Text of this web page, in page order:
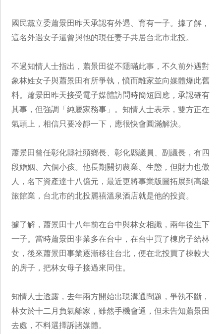
國民黨立委蕭景田昨天承認有外遇、育有一子。據了解，
這名外遇女子還曾與他的現任妻子共居台北市北投。
不過知情人士指出，蕭景田從不隱暪此事，不久前外遇對
象林姓女子與蕭景田有所爭執，憤而離家並向媒體爆此舊
料。蕭景田昨天接受電子媒體訪問時簡短回應，承認確有
其事，但強調「純屬家務事」。知情人士表示，雙方正在
氣頭上，相信只要冷靜一下，應很快會圓滿解決。
蕭景田曾任彰化縣社頭鄉長、彰化縣議員、副議長，有四
段婚姻、六個小孩。他長期關切農業、生態，但財力也傲
人，名下資產達十八億元，最近更將事業版圖拓展到高級
旅館業，台北市的北投麗禧溫泉酒店就是他的投資。
據了解，蕭景田十八年前在台中與林女相識，兩年後生下
一子。當時蕭景田事業多在台中，在台中買了棟房子給林
女，後來蕭景田事業逐漸移往台北，便在北投買了棟較大
的房子，把林女母子接過來同住。
知情人士透露，去年兩方開始出現溝通問題，爭執不斷，
林女於十二月負氣離家，雖然手機會通，但未告知蕭景田
去處，不料選擇訴諸媒體。